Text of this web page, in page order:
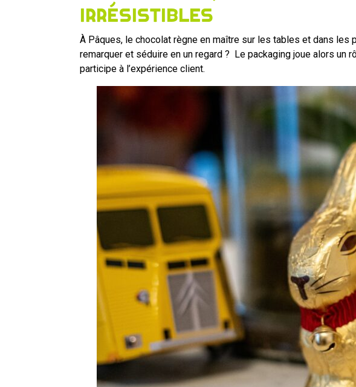
irrésistibles
À Pâques, le chocolat règne en maître sur les tables et dans
remarquer et séduire en un regard ? Le packaging joue alors un
participe à l’expérience client.